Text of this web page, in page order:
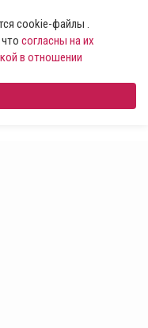
cookie-файлы .
согласны на их
в отношении